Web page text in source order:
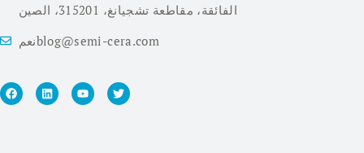
الفائقة، مقاطعة تشجيانغ، 315201، الصين
نعمblog@semi-cera.com